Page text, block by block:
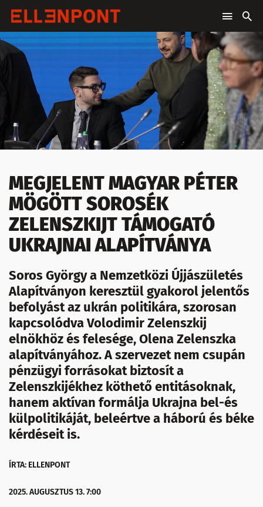
MEGJELENT MAGYAR PÉTER
MÖGÖTT SOROSÉK
ZELENSZKIJT TÁMOGATÓ
UKRAJNAI ALAPÍTVÁNYA
Soros György a Nemzetközi Újjászületés
Alapítványon keresztül gyakorol jelentős
befolyást az ukrán politikára, szorosan
kapcsolódva Volodimir Zelenszkij
elnökhöz és felesége, Olena Zelenszka
alapítványához. A szervezet nem csupán
pénzügyi forrásokat biztosít a
Zelenszkijékhez köthető entitásoknak,
hanem aktívan formálja Ukrajna bel-és
külpolitikáját, beleértve a háború és béke
kérdéseit is.
ÍRTA: ELLENPONT
2025. AUGUSZTUS 13. 7:00